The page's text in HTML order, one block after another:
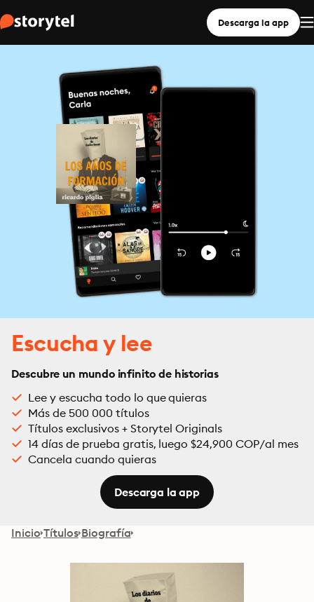
Descarga la app
Escucha y lee
Descubre un mundo infinito de historias
Lee y escucha todo lo que quieras
Más de 500 000 títulos
Títulos exclusivos + Storytel Originals
14 días de prueba gratis, luego $24,900 COP/al mes
Cancela cuando quieras
Descarga la app
Inicio Títulos Biografía